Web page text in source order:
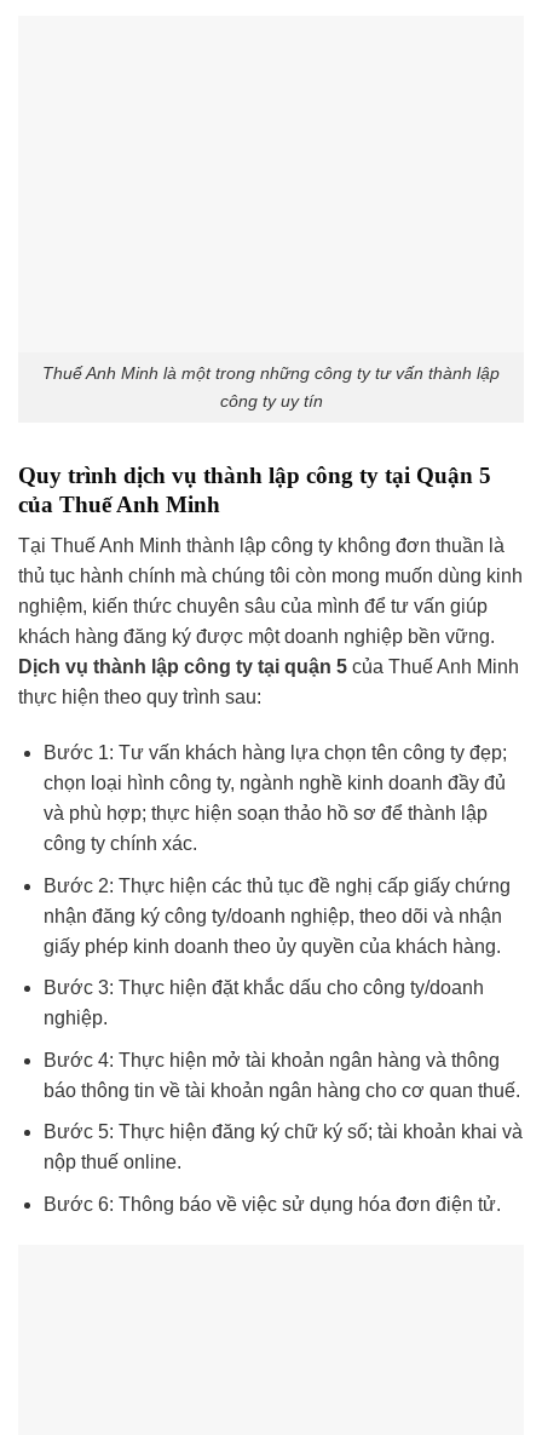
Thuế Anh Minh là một trong những công ty tư vấn thành lập
công ty uy tín
Quy trình dịch vụ thành lập công ty tại Quận 5
của Thuế Anh Minh
Tại Thuế Anh Minh thành lập công ty không đơn thuần là
thủ tục hành chính mà chúng tôi còn mong muốn dùng kinh
nghiệm, kiến thức chuyên sâu của mình để tư vấn giúp
khách hàng đăng ký được một doanh nghiệp bền vững.
Dịch vụ thành lập công ty tại quận 5 của Thuế Anh Minh
thực hiện theo quy trình sau:
Bước 1: Tư vấn khách hàng lựa chọn tên công ty đẹp;
chọn loại hình công ty, ngành nghề kinh doanh đầy đủ
và phù hợp; thực hiện soạn thảo hồ sơ để thành lập
công ty chính xác.
Bước 2: Thực hiện các thủ tục đề nghị cấp giấy chứng
nhận đăng ký công ty/doanh nghiệp, theo dõi và nhận
giấy phép kinh doanh theo ủy quyền của khách hàng.
Bước 3: Thực hiện đặt khắc dấu cho công ty/doanh
nghiệp.
Bước 4: Thực hiện mở tài khoản ngân hàng và thông
báo thông tin về tài khoản ngân hàng cho cơ quan thuế.
Bước 5: Thực hiện đăng ký chữ ký số; tài khoản khai và
nộp thuế online.
Bước 6: Thông báo về việc sử dụng hóa đơn điện tử.